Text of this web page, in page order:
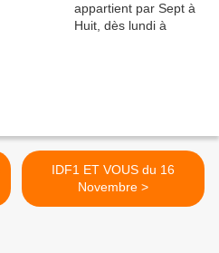
IDF1 ET VOUS du 16
Novembre >